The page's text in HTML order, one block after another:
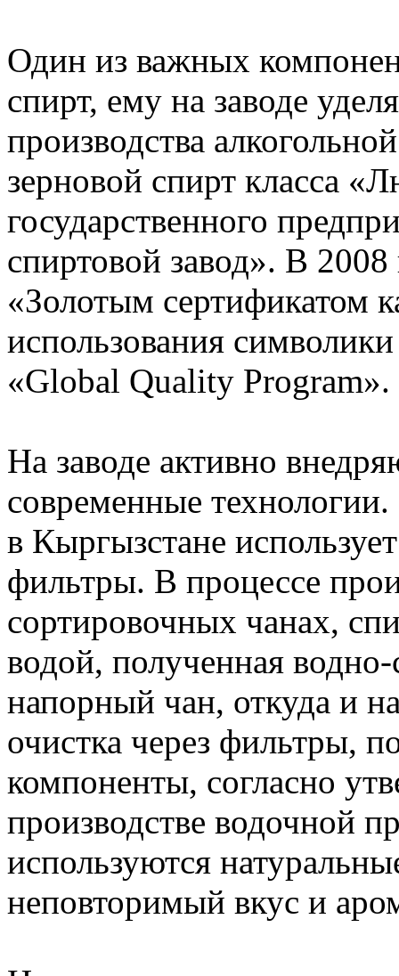
Один из важных
спирт, ему на заводе
производства
зерновой спирт класса
государственного
спиртовой завод». В
«Золотым сертификатом
использования
«Global Quality Program».
На заводе активно
современные
в Кыргызстане
фильтры. В процессе
сортировочных чанах,
водой, полученная водно-
напорный чан, откуда и
очистка через фильтры,
компоненты, согласно
производстве водочной
используются
неповторимый вкус и